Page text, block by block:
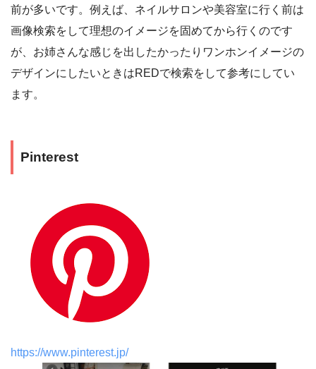
前が多いです。例えば、ネイルサロンや美容室に行く前は
画像検索をして理想のイメージを固めてから行くのです
が、お姉さんな感じを出したかったりワンホンイメージの
デザインにしたいときはREDで検索をして参考にしてい
ます。
Pinterest
https://www.pinterest.jp/